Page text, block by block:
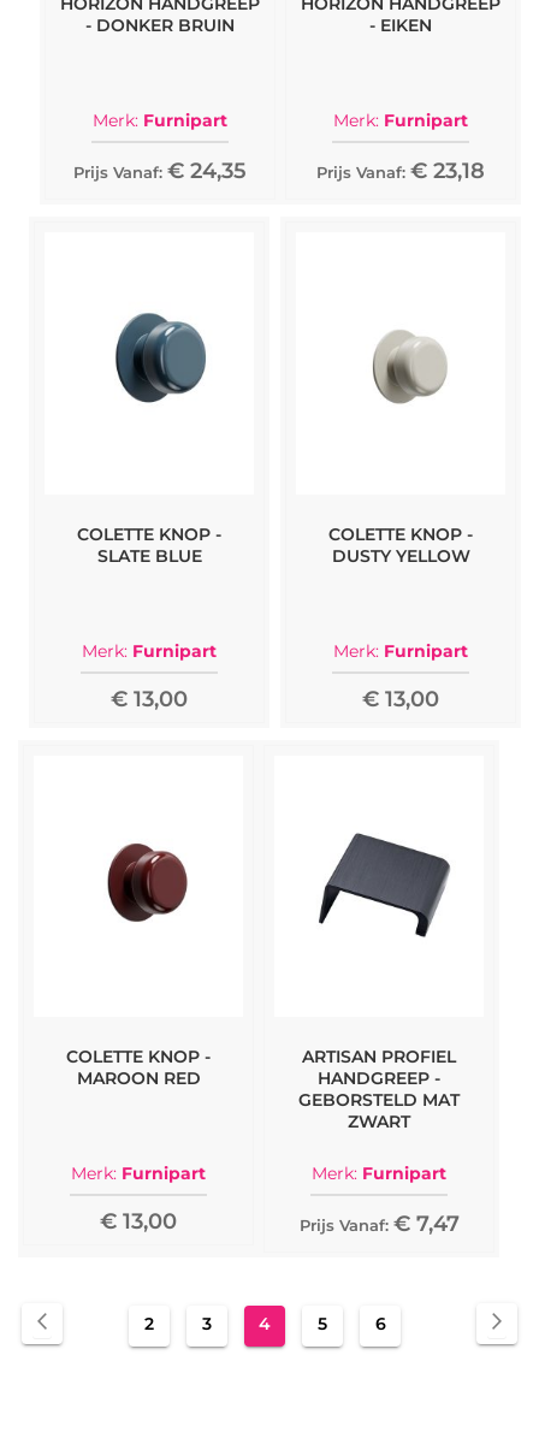
- DONKER BRUIN
Merk: Furnipart
Prijs Vanaf: € 24,35
- EIKEN
Merk: Furnipart
Prijs Vanaf: € 23,18
COLETTE KNOP -
SLATE BLUE
Merk: Furnipart
€ 13,00
COLETTE KNOP -
DUSTY YELLOW
Merk: Furnipart
€ 13,00
COLETTE KNOP -
MAROON RED
Merk: Furnipart
€ 13,00
ARTISAN PROFIEL
HANDGREEP -
GEBORSTELD MAT
ZWART
Merk: Furnipart
Prijs Vanaf: € 7,47
Pagina
Pagina
2 Pagina
3
U
4 Pagina
5 Pagina
6